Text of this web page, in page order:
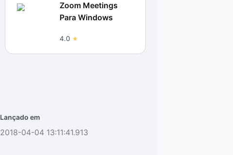
Zoom Meetings
Para Windows
4.0
Lançado em
2018-04-04 13:11:41.913